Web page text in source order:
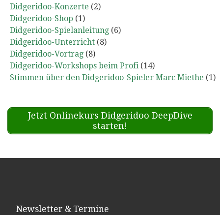
Didgeridoo-Konzerte (2)
Didgeridoo-Shop (1)
Didgeridoo-Spielanleitung (6)
Didgeridoo-Unterricht (8)
Didgeridoo-Vortrag (8)
Didgeridoo-Workshops beim Profi (14)
Stimmen über den Didgeridoo-Spieler Marc Miethe (1)
Jetzt Onlinekurs Didgeridoo DeepDive
starten!
Newsletter & Termine